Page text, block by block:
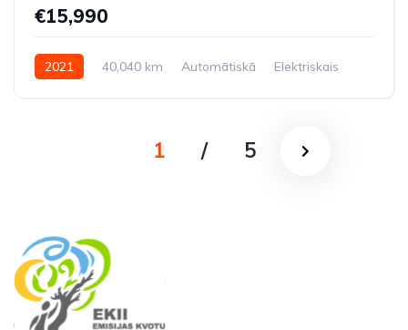
€15,990
2021 40,040 km Automātiskā
Elektriskais
1 / 5